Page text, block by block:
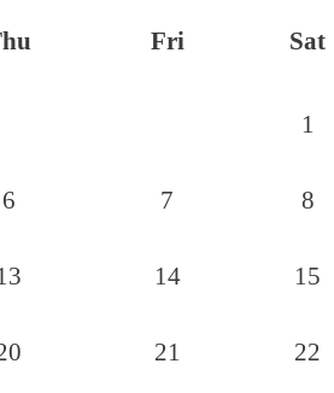
Fri Sat
1
6 7 8
14 15
21 22